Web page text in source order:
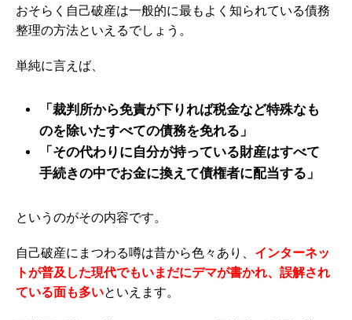
おそらく自己破産は一般的に最もよく知られている債務
整理の方法といえるでしょう。
単純に言えば、
「裁判所から免責が下りれば税金など特殊なも
のを除いたすべての債務を免れる」
「その代わりに自分が持っている財産はすべて
手続きの中でお金に換えて債権者に配当する」
というのがその内容です。
自己破産にまつわる噂は昔から色々あり、 インターネッ
トが普及した現代でもいまだにデマが書かれ、誤解され
ている面も多いといえます。